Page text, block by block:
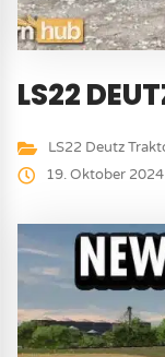
LS22
LS22 Deutz
19. Oktober 2024